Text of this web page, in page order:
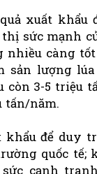
xuất khẩu
thị sức mạnh
nhiều càng
sản lượng
còn 3-5 triệu
tấn/năm.
khẩu để duy
quốc tế;
cạnh